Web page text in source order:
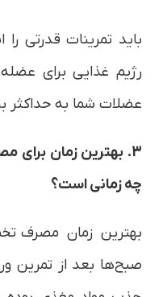
باید تمرینات قدرتی
رژیم غذایی برای
عضلات شما به حداکثر
3. بهترین زمان
چه زمانی است؟
بهترین زمان مصرف
صبح‌ها بعد از تمرین